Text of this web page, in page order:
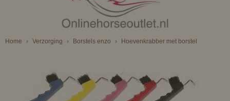
Home › Verzorging › Borstels enzo › Hoevenkrabber met borstel